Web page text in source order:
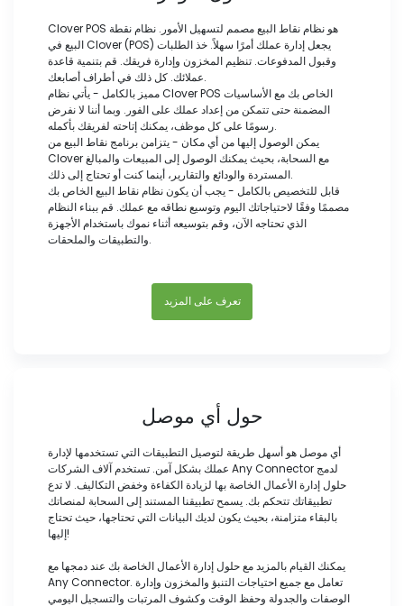
Clover POS هو نظام نقاط البيع مصمم لتسهيل الأمور. نظام نقطة
البيع في Clover (POS) يجعل إدارة عملك أمرًا سهلاً. خذ الطلبات
وقبول المدفوعات. تنظيم المخزون وإدارة فريقك. قم بتنمية قاعدة
عملائك. كل ذلك في أطراف أصابعك.
مميز بالكامل - يأتي نظام Clover POS الخاص بك مع الأساسيات
المضمنة حتى تتمكن من إعداد عملك على الفور. وبما أننا لا نفرض
رسومًا على كل موظف، يمكنك إتاحته لفريقك بأكمله.
يمكن الوصول إليها من أي مكان - يتزامن برنامج نقاط البيع من
Clover مع السحابة، بحيث يمكنك الوصول إلى المبيعات والمبالغ
المستردة والودائع والتقارير، أينما كنت أو تحتاج إلى ذلك.
قابل للتخصيص بالكامل - يجب أن يكون نظام نقاط البيع الخاص بك
مصممًا وفقًا لاحتياجاتك اليوم وتوسيع نطاقه مع عملك. قم ببناء النظام
الذي تحتاجه الآن، وقم بتوسيعه أثناء نموك باستخدام الأجهزة
والتطبيقات والملحقات.
تعرف على المزيد
حول أي موصل
أي موصل هو أسهل طريقة لتوصيل التطبيقات التي تستخدمها لإدارة
عملك بشكل آمن. تستخدم آلاف الشركات Any Connector لدمج
حلول إدارة الأعمال الخاصة بها لزيادة الكفاءة وخفض التكاليف. لا تدع
تطبيقاتك تتحكم بك. يسمح تطبيقنا المستند إلى السحابة لمنصاتك
بالبقاء متزامنة، بحيث يكون لديك البيانات التي تحتاجها، حيث تحتاج
إليها!
يمكنك القيام بالمزيد مع حلول إدارة الأعمال الخاصة بك عند دمجها مع
Any Connector. تعامل مع جميع احتياجات التنبؤ والمخزون وإدارة
الوصفات والجدولة وحفظ الوقت وكشوف المرتبات والتسجيل اليومي